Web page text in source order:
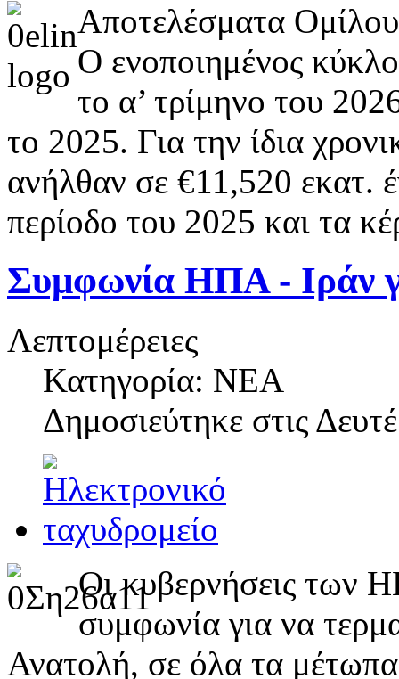
Αποτελέσματα Ομίλου
Ο ενοποιημένος
το α’ τρίμηνο του
το 2025. Για την ίδια
ανήλθαν σε €11,520 εκατ.
περίοδο του 2025 και τα
Συμφωνία ΗΠΑ - Ιράν
Λεπτομέρειες
Κατηγορία: ΝΕΑ
Δημοσιεύτηκε στις
Οι κυβερνήσεις των
συμφωνία για να
Ανατολή, σε όλα τα